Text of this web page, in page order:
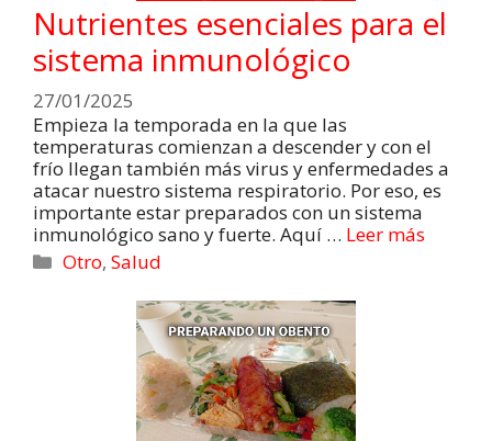
Nutrientes esenciales para el
sistema inmunológico
27/01/2025
Empieza la temporada en la que las
temperaturas comienzan a descender y con el
frío llegan también más virus y enfermedades a
atacar nuestro sistema respiratorio. Por eso, es
importante estar preparados con un sistema
inmunológico sano y fuerte. Aquí … Leer más
Otro,Salud